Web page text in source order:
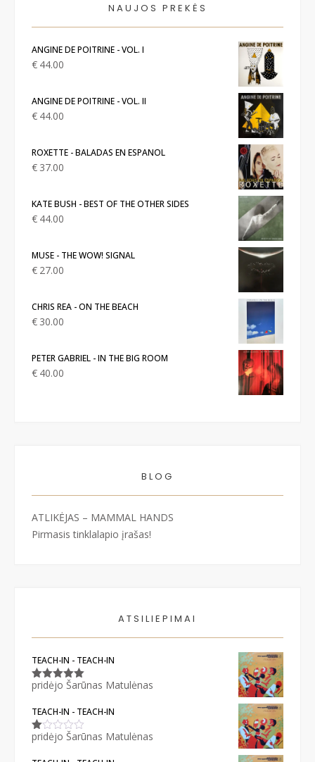
NAUJOS PREKĖS
ANGINE DE POITRINE - VOL. I
€ 44.00
ANGINE DE POITRINE - VOL. II
€ 44.00
ROXETTE - BALADAS EN ESPANOL
€ 37.00
KATE BUSH - BEST OF THE OTHER SIDES
€ 44.00
MUSE - THE WOW! SIGNAL
€ 27.00
CHRIS REA - ON THE BEACH
€ 30.00
PETER GABRIEL - IN THE BIG ROOM
€ 40.00
BLOG
ATLIKĖJAS – MAMMAL HANDS
Pirmasis tinklalapio įrašas!
ATSILIEPIMAI
TEACH-IN - TEACH-IN
Įvertinimas:
pridėjo Šarūnas Matulėnas
TEACH-IN - TEACH-IN
Įvertinimas:
iš
pridėjo Šarūnas Matulėnas